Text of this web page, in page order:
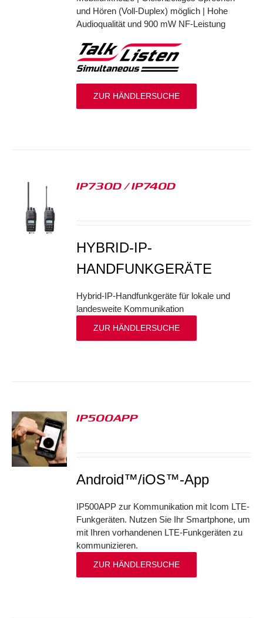
und Hören (Voll-Duplex) möglich | Hohe
Audioqualität und 900 mW NF-Leistung
ZUR HÄNDLERSUCHE
IP730D / IP740D
HYBRID-IP-
HANDFUNKGERÄTE
Hybrid-IP-Handfunkgeräte für lokale und
landesweite Kommunikation
ZUR HÄNDLERSUCHE
IP500APP
Android™/iOS™-App
IP500APP zur Kommunikation mit Icom LTE-
Funkgeräten. Nutzen Sie Ihr Smartphone, um
mit Ihren vorhandenen LTE-Funkgeräten zu
kommunizieren.
ZUR HÄNDLERSUCHE